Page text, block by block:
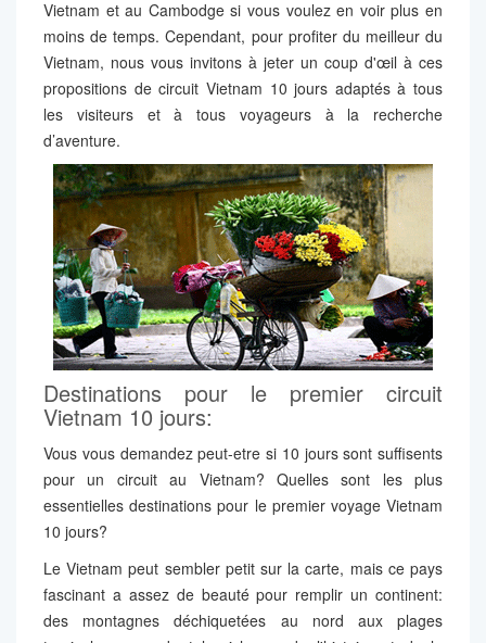
Vietnam et au Cambodge si vous voulez en voir plus en
moins de temps. Cependant, pour profiter du meilleur du
Vietnam, nous vous invitons à jeter un coup d'œil à ces
propositions de circuit Vietnam 10 jours adaptés à tous
les visiteurs et à tous voyageurs à la recherche
d’aventure.
Destinations pour le premier circuit
Vietnam 10 jours:
Vous vous demandez peut-etre si 10 jours sont suffisents
pour un circuit au Vietnam? Quelles sont les plus
essentielles destinations pour le premier voyage Vietnam
10 jours?
Le Vietnam peut sembler petit sur la carte, mais ce pays
fascinant a assez de beauté pour remplir un continent:
des montagnes déchiquetées au nord aux plages